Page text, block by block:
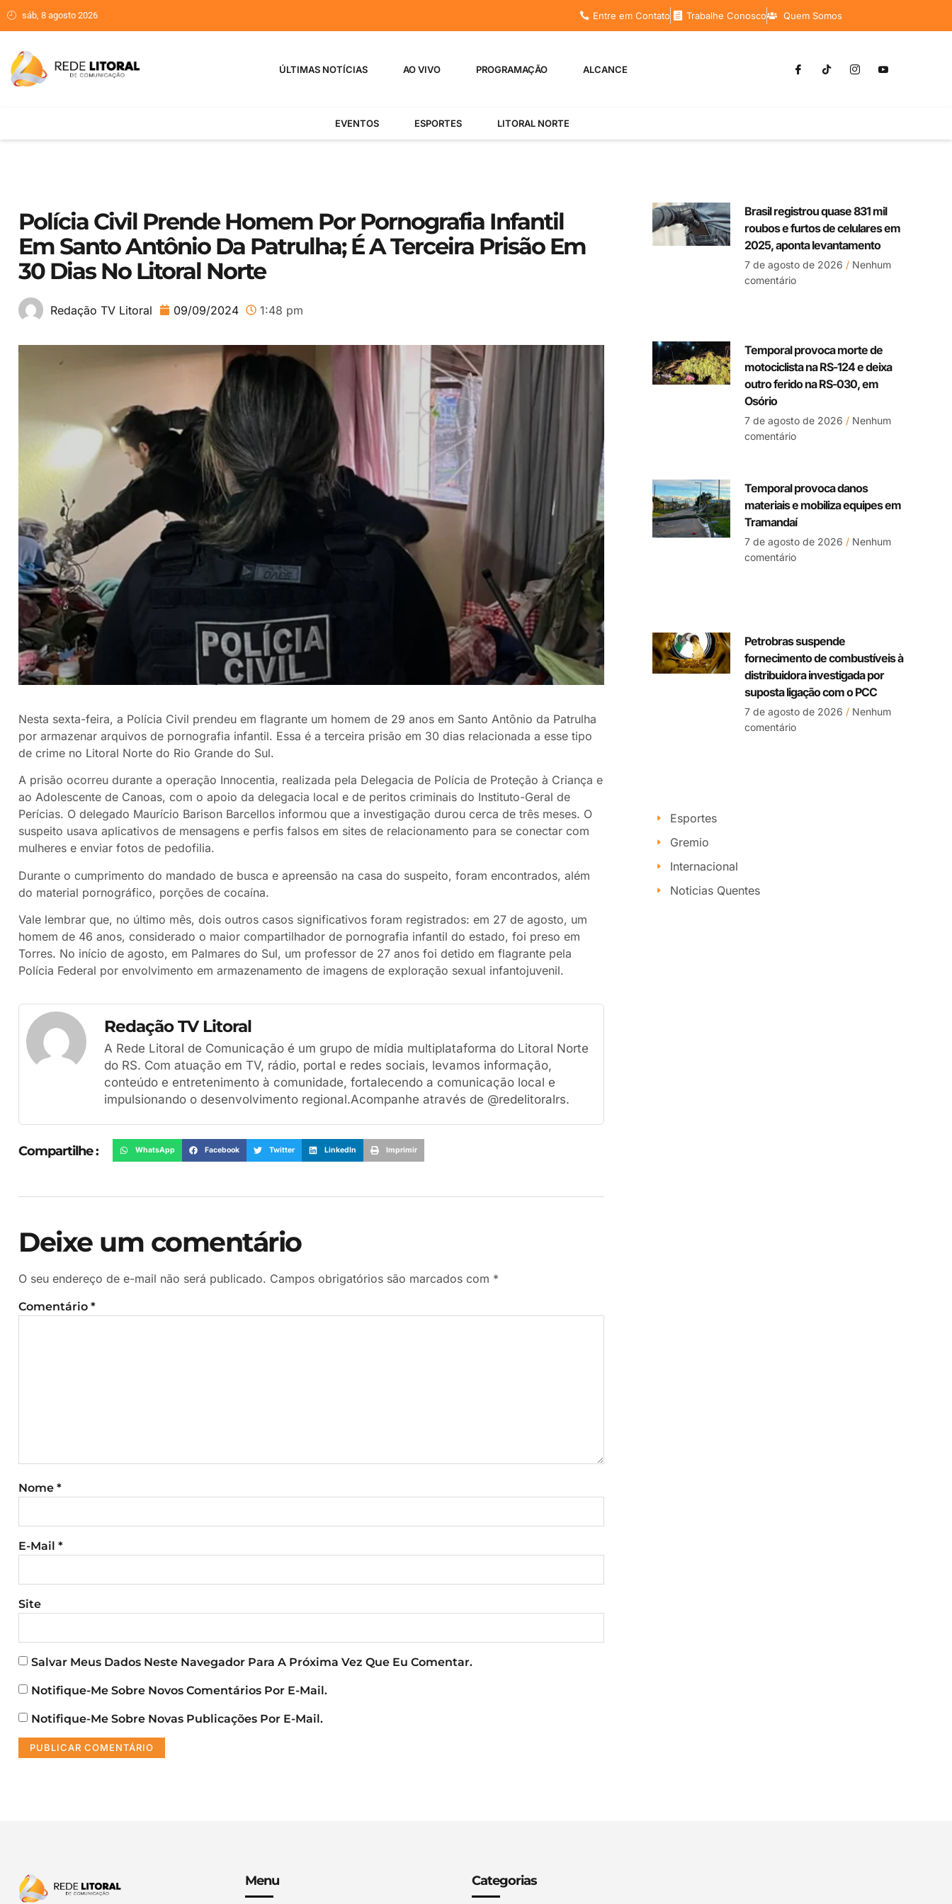
sáb, 8 agosto 2026 Entre em Contato Trabalhe Conosco Quem Somos
ÚLTIMAS NOTÍCIAS AO VIVO PROGRAMAÇÃO ALCANCE
EVENTOS ESPORTES LITORAL NORTE
Polícia Civil Prende Homem Por Pornografia Infantil
Em Santo Antônio Da Patrulha; É A Terceira Prisão Em
30 Dias No Litoral Norte
Redação TV Litoral 09/09/2024 1:48 pm
Nesta sexta-feira, a Polícia Civil prendeu em flagrante um homem de 29 anos em Santo Antônio da Patrulha
por armazenar arquivos de pornografia infantil. Essa é a terceira prisão em 30 dias relacionada a esse tipo
de crime no Litoral Norte do Rio Grande do Sul.
A prisão ocorreu durante a operação Innocentia, realizada pela Delegacia de Polícia de Proteção à Criança e
ao Adolescente de Canoas, com o apoio da delegacia local e de peritos criminais do Instituto-Geral de
Perícias. O delegado Maurício Barison Barcellos informou que a investigação durou cerca de três meses. O
suspeito usava aplicativos de mensagens e perfis falsos em sites de relacionamento para se conectar com
mulheres e enviar fotos de pedofilia.
Durante o cumprimento do mandado de busca e apreensão na casa do suspeito, foram encontrados, além
do material pornográfico, porções de cocaína.
Vale lembrar que, no último mês, dois outros casos significativos foram registrados: em 27 de agosto, um
homem de 46 anos, considerado o maior compartilhador de pornografia infantil do estado, foi preso em
Torres. No início de agosto, em Palmares do Sul, um professor de 27 anos foi detido em flagrante pela
Polícia Federal por envolvimento em armazenamento de imagens de exploração sexual infantojuvenil.
Redação TV Litoral
A Rede Litoral de Comunicação é um grupo de mídia multiplataforma do Litoral Norte
do RS. Com atuação em TV, rádio, portal e redes sociais, levamos informação,
conteúdo e entretenimento à comunidade, fortalecendo a comunicação local e
impulsionando o desenvolvimento regional.Acompanhe através de @redelitoralrs.
Compartilhe : WhatsApp Facebook Twitter LinkedIn Imprimir
Deixe um comentário
O seu endereço de e-mail não será publicado. Campos obrigatórios são marcados com *
Comentário *
Nome *
E-Mail *
Site
Salvar Meus Dados Neste Navegador Para A Próxima Vez Que Eu Comentar.
Notifique-Me Sobre Novos Comentários Por E-Mail.
Notifique-Me Sobre Novas Publicações Por E-Mail.
Brasil registrou quase 831 mil
roubos e furtos de celulares em
2025, aponta levantamento
7 de agosto de 2026 Nenhum
comentário
Temporal provoca morte de
motociclista na RS-124 e deixa
outro ferido na RS-030, em
Osório
7 de agosto de 2026 Nenhum
comentário
Temporal provoca danos
materiais e mobiliza equipes em
Tramandaí
7 de agosto de 2026 Nenhum
comentário
Petrobras suspende
fornecimento de combustíveis à
distribuidora investigada por
suposta ligação com o PCC
7 de agosto de 2026 Nenhum
comentário
Esportes
Gremio
Internacional
Noticias Quentes
Menu Categorias